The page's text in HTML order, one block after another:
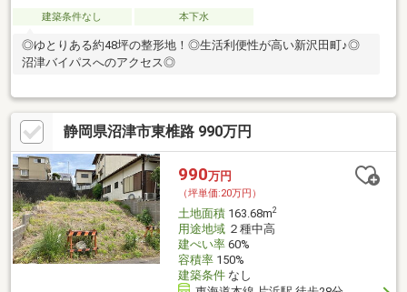
建築条件なし 本下水
◎ゆとりある約48坪の整形地！◎生活利便性が高い新沢田町♪◎
沼津バイパスへのアクセス◎
静岡県沼津市東椎路 990万円
990万円
（坪単価:20万円）
土地面積163.68m2
用途地域２種中高
建ぺい率60%
容積率150%
建築条件なし